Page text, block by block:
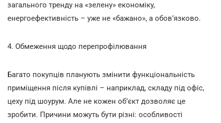
загального тренду на «зелену» економіку,
енергоефективність – уже не «бажано», а обов’язково.
4. Обмеження щодо перепрофілювання
Багато покупців планують змінити функціональність
приміщення після купівлі – наприклад, складу під офіс,
цеху під шоурум. Але не кожен об’єкт дозволяє це
зробити. Причини можуть бути різні: особливості